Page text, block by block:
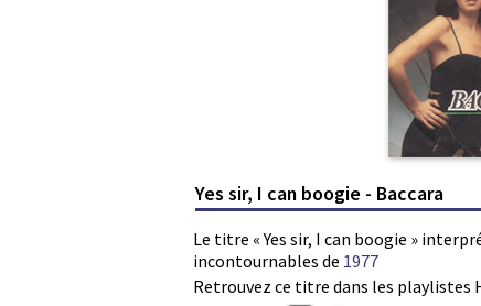
Yes sir, I can boogie - Baccara
Le titre « Yes sir, I can boogie »
incontournables de 1977
Retrouvez ce titre dans les playlistes